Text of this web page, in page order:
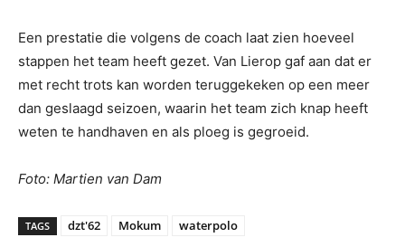
Een prestatie die volgens de coach laat zien hoeveel
stappen het team heeft gezet. Van Lierop gaf aan dat er
met recht trots kan worden teruggekeken op een meer
dan geslaagd seizoen, waarin het team zich knap heeft
weten te handhaven en als ploeg is gegroeid.
Foto: Martien van Dam
TAGS dzt'62 Mokum waterpolo